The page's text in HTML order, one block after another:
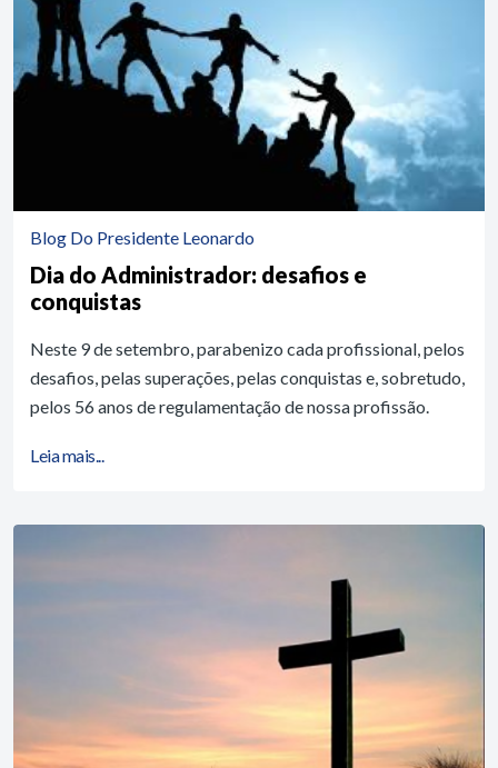
Blog Do Presidente Leonardo
Dia do Administrador: desafios e
conquistas
Neste 9 de setembro, parabenizo cada profissional, pelos
desafios, pelas superações, pelas conquistas e, sobretudo,
pelos 56 anos de regulamentação de nossa profissão.
Leia mais...